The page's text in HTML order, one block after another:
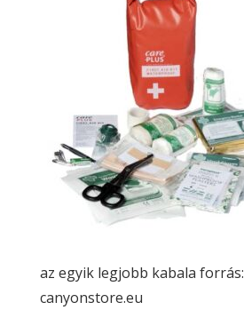
az egyik legjobb kabala forrás:
canyonstore.eu